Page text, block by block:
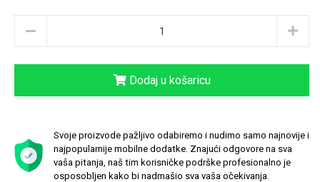
Dodaj u košaricu
Svoje proizvode pažljivo odabiremo i nudimo samo najnovije i
najpopularnije mobilne dodatke. Znajući odgovore na sva
vaša pitanja, naš tim korisničke podrške profesionalno je
osposobljen kako bi nadmašio sva vaša očekivanja.
Valentinovo